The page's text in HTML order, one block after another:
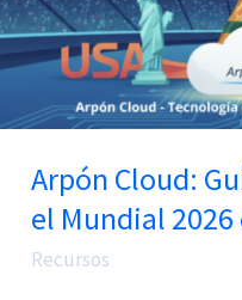
Arpón Cloud:
el Mundial 2026
Recursos
en
México